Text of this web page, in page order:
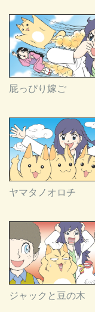
屁っぴり嫁ご
ヤマタノオロチ
ジャックと豆の木